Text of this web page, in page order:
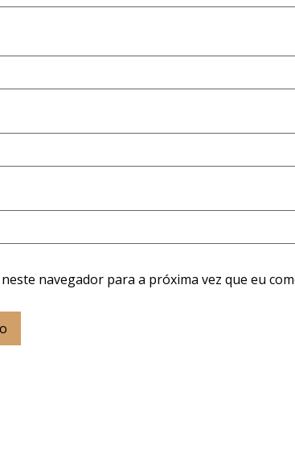
navegador para a próxima vez que eu